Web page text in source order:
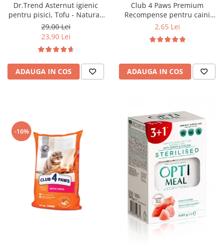
Dr.Trend Asternut igienic
pentru pisici, Tofu - Natural,
6L/2.5kg
29,00 Lei
23,90 Lei
ADAUGA IN COS
Club 4 Paws Premium
Recompense pentru caini
stick cu vita, 12g
2,65 Lei
ADAUGA IN COS
-16%